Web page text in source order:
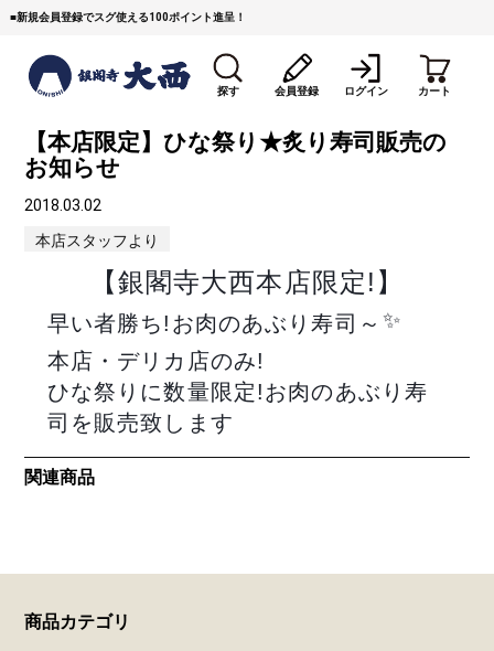
■新規会員登録でスグ使える100ポイント進呈！
探す
すき焼き 焼 肉 ステーキ
しゃぶしゃぶ コマ切れミンチ
焼豚など（豚肉の加工
品）
牛丼など（牛肉の加工
タレ類
会員登録 ログイン カート
【本店限定】ひな祭り★炙り寿司販売の
お知らせ
2018.03.02
本店スタッフより
【銀閣寺大西本店限定!】
早い者勝ち!お肉のあぶり寿司～ ✨
本店・デリカ店のみ!
ひな祭りに数量限定!お肉のあぶり寿
司を販売致します
関連商品
商品カテゴリ